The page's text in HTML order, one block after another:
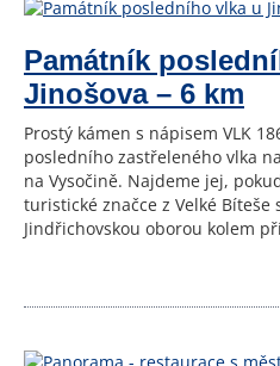
Památník
Jinošova – 6 km
Prostý kámen s nápisem VLK
posledního zastřeleného vlka
na Vysočině. Najdeme jej,
turistické značce z Velké
Jindřichovskou oborou kolem